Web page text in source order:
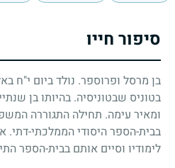
סיפור חייו
בן מרסל ופרוספר. נולד ביום י"ח
בטוניס שבטוניסיה. בהיותו בן
ומאיר עימה. תחילה התגוררה
בבית-הספר היסודי הממלכתי-
לימודיו וסיים אותם בבית-הספר